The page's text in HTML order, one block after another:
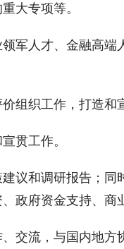
大专项等。
军人才、金融高
组织工作，打造和
贯工作。
议和调研报告；
政府资金支持、商
交流，与国内地